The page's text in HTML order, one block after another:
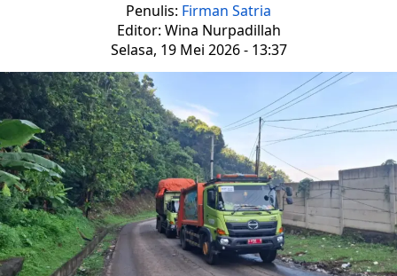
Penulis: Firman Satria
Editor: Wina Nurpadillah
Selasa, 19 Mei 2026 - 13:37